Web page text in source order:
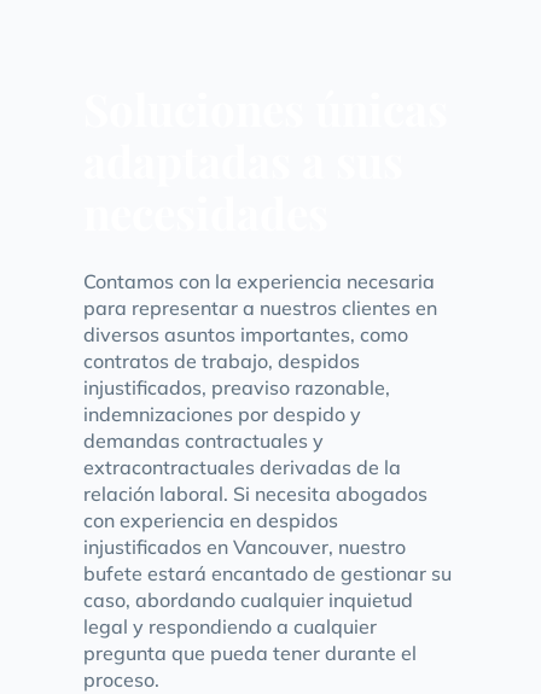
Contamos con la experiencia necesaria
para representar a nuestros clientes en
diversos asuntos importantes, como
contratos de trabajo, despidos
injustificados, preaviso razonable,
indemnizaciones por despido y
demandas contractuales y
extracontractuales derivadas de la
relación laboral. Si necesita abogados
con experiencia en despidos
injustificados en Vancouver, nuestro
bufete estará encantado de gestionar su
caso, abordando cualquier inquietud
legal y respondiendo a cualquier
pregunta que pueda tener durante el
proceso.